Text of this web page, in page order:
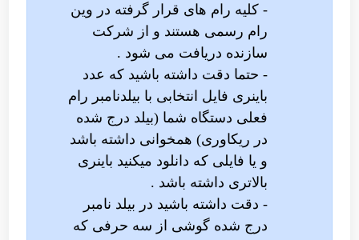
- کلیه رام های قرار گرفته در وین
رام رسمی هستند و از شرکت
سازنده دریافت می شود .
- حتما دقت داشته باشید که عدد
باینری فایل انتخابی با بیلدنامبر رام
فعلی دستگاه شما (بیلد درج شده
در ریکاوری) همخوانی داشته باشد
و یا فایلی که دانلود میکنید باینری
بالاتری داشته باشد .
- دقت داشته باشید در بیلد نامبر
درج شده گوشی از سه حرفی که